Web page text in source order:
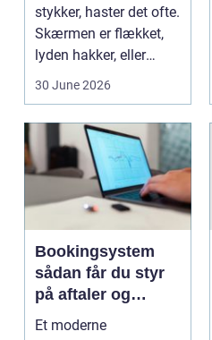
stykker, haster det ofte.
Skærmen er flækket,
lyden hakker, eller
batteriet løber ...
30 June 2026
Bookingsystem
sådan får du styr
på aftaler og
arbejdsgange
Et moderne